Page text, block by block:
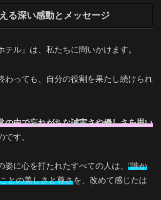
る深い感動とメッセージ
テル』は、私たちに問いかけます。
わっても、自分の役割を果たし続けられ
の中で忘れがちな誠実さや優しさを思い
です。
姿に心を打たれたすべての人は、 “誰か
との美しさと尊さを、改めて感じたは